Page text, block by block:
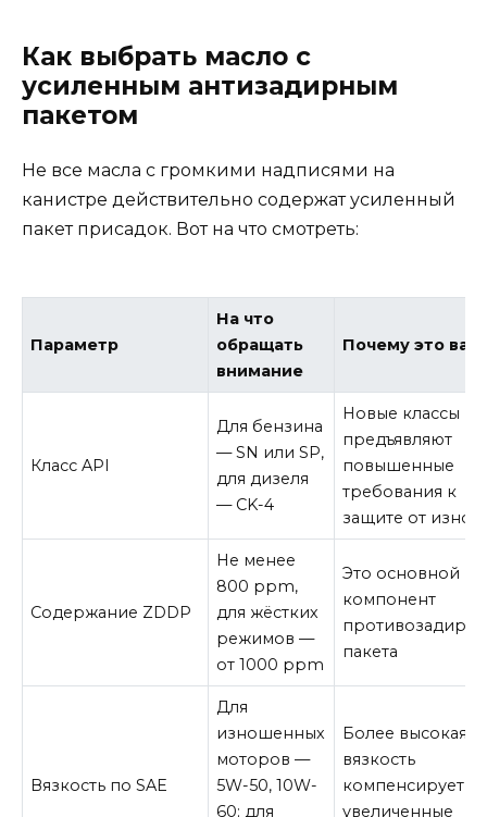
Как выбрать масло с
усиленным антизадирным
пакетом
Не все масла с громкими надписями на
канистре действительно содержат усиленный
пакет присадок. Вот на что смотреть:
Параметр
На что
обращать
внимание
Почему это
Класс API
Для бензина
— SN или SP,
для дизеля
— CK-4
Новые классы
предъявляют
повышенные
требования к
защите от
Содержание ZDDP
Не менее
800 ppm,
для жёстких
режимов —
от 1000 ppm
Это основной
компонент
пакета
Вязкость по SAE
Для
изношенных
моторов —
5W-50, 10W-
60; для
Более высокая
вязкость
компенсирует
увеличенные